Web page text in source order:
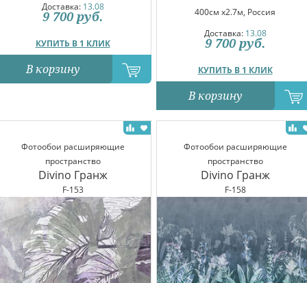
Доставка: 13.08
КУПИТЬ В 1 КЛИК
9 700 руб.
В корзину
400см x2.7м, Россия
Доставка: 13.08
КУПИТЬ В 1 КЛИК
9 700 руб.
В корзину
Фотообои расширяющие
пространство
Divino Гранж
F-153
Фотообои расширяющие
пространство
Divino Гранж
F-158